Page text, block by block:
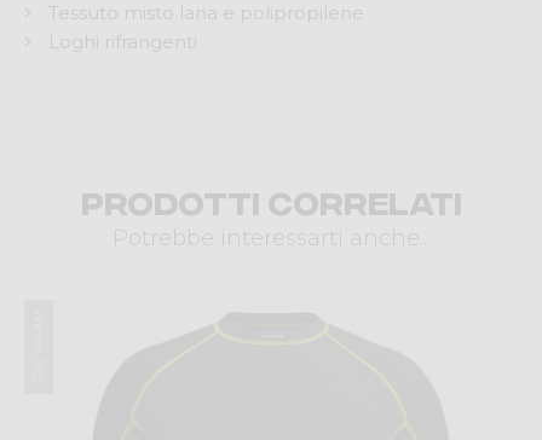
Tessuto misto lana e polipropilene
Loghi rifrangenti
Prodotti correlati
Potrebbe interessarti anche...